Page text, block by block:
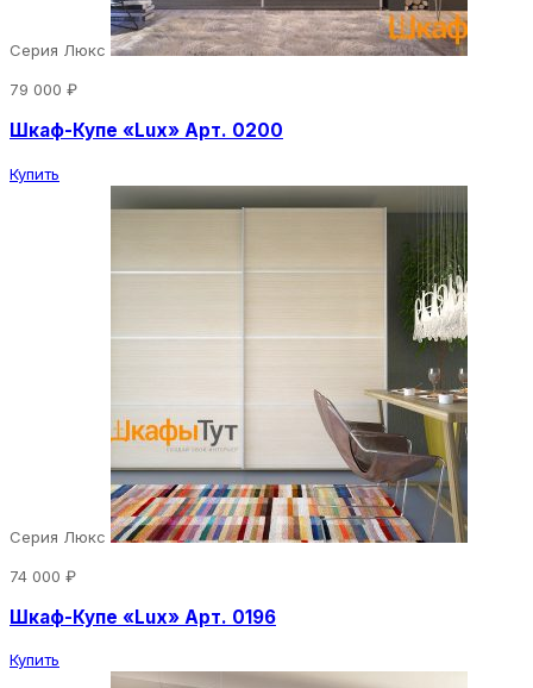
Серия Люкс
79 000 ₽
Шкаф-Купе «Lux» Арт. 0200
Купить
Серия Люкс
74 000 ₽
Шкаф-Купе «Lux» Арт. 0196
Купить